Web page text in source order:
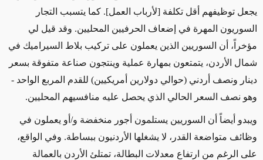
يجعل توظيفهم أقل تكلفة [لأرباب العمل]. كما يتسبب التجار
السوريون المهرة في إضعاف الحرفيين المحليين. وقد قيل لي
مؤخراً، أن السوريين الذين يعملون على تركيب بلاط السيراميك في
شمال الأردن، يتمتعون بمهارة عملية وينتجون صناعة متفوقة بسعر
دينار ونصف أردني (حوالي دولارين أمريكيين) للقدم المربع الواحد -
وهو نصف السعر الحالي الذي يحصل عليه منافسيهم المحليين.
ويبدو أيضاً أن السوريين يستلمون أجور منخفضة و/أو يعملون في
وظائف متواضعة القدر، لا يشغلها الأردنيون ببساطة. وفي الواقع،
على الرغم من ارتفاع معدلات البطالة، تمتلئ الأردن بالعمالة